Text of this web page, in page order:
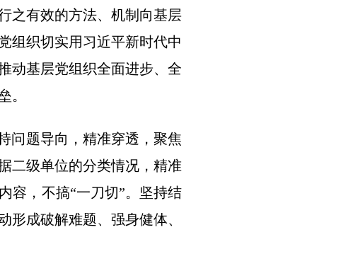
之有效的方法、机制向基层
组织切实用习近平新时代中
动基层党组织全面进步、全
。
问题导向，精准穿透，聚焦
二级单位的分类情况，精准
容，不搞“一刀切”。坚持结
成破解难题、强身健体、